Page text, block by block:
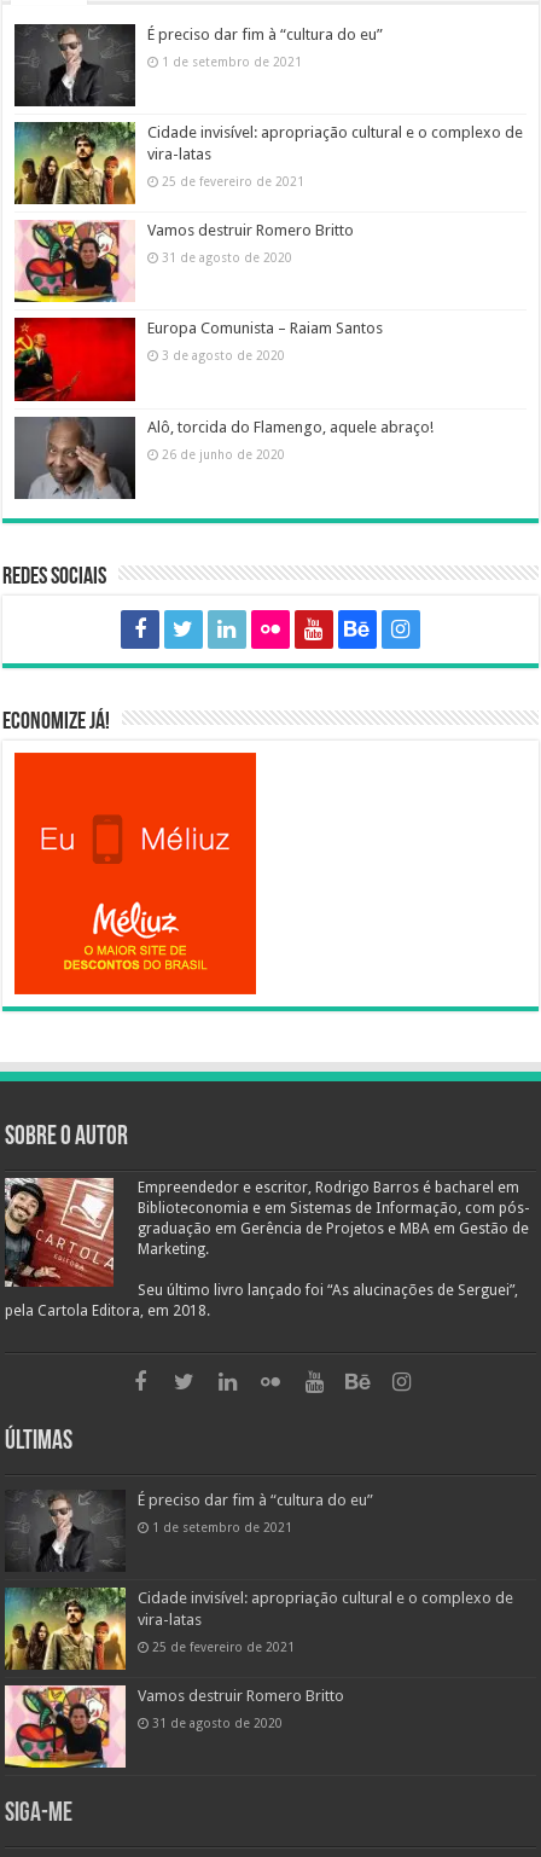
É preciso dar fim à “cultura do eu”
1 de setembro de 2021
Cidade invisível: apropriação cultural e o complexo de
vira-latas
25 de fevereiro de 2021
Vamos destruir Romero Britto
31 de agosto de 2020
Europa Comunista – Raiam Santos
3 de agosto de 2020
Alô, torcida do Flamengo, aquele abraço!
26 de junho de 2020
Redes sociais
Economize já!
Sobre o autor
Empreendedor e escritor, Rodrigo Barros é bacharel em
Biblioteconomia e em Sistemas de Informação, com pós-
graduação em Gerência de Projetos e MBA em Gestão de
Marketing.
Seu último livro lançado foi “As alucinações de Serguei”,
pela Cartola Editora, em 2018.
Últimas
É preciso dar fim à “cultura do eu”
1 de setembro de 2021
Cidade invisível: apropriação cultural e o complexo de
vira-latas
25 de fevereiro de 2021
Vamos destruir Romero Britto
31 de agosto de 2020
Siga-me